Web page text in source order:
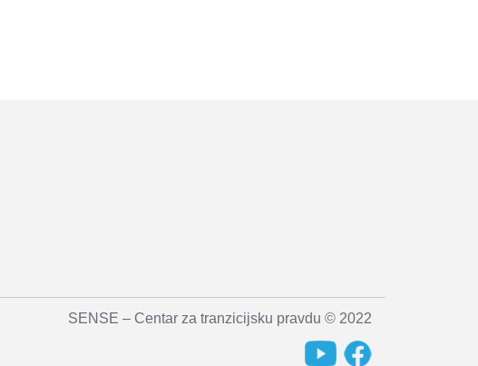
SENSE – Centar za tranzicijsku pravdu © 2022